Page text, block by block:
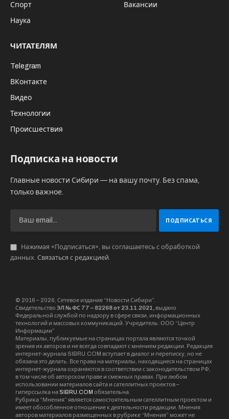
Владимира Путина в Пекин завершился
без галстуков. И еще один символ: во время
знает восточную философию. Пионы в
центре стола – символ процветания и
уважения. Причем взаимного.
сырья. В правительстве заявили, что новый
российские двигатели.
Как раз бизнес-программа визита сейчас